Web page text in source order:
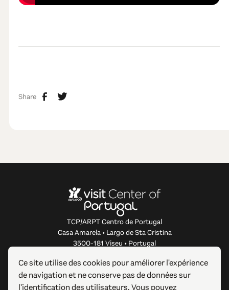
Share
TCP/ARPT Centro de Portugal
Casa Amarela • Largo de Sta Cristina
3500-181 Viseu • Portugal
À PROPOS DE CE SITE WEB
Ce site utilise des cookies pour améliorer l'expérience
de navigation et ne conserve pas de données sur
l'identification des utilisateurs. Vous pouvez